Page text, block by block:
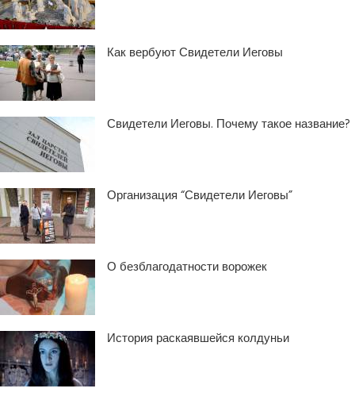
Как вербуют Свидетели Иеговы
Свидетели Иеговы. Почему такое название?
Организация “Свидетели Иеговы”
О безблагодатности ворожек
История раскаявшейся колдуньи